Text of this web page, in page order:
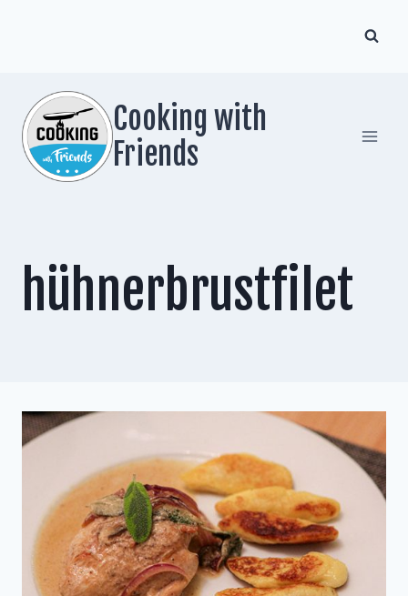
Cooking with
Friends
hühnerbrustfilet